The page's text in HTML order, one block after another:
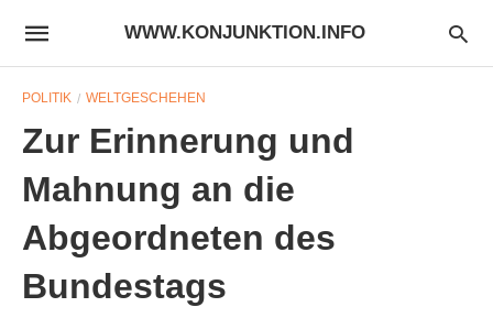
WWW.KONJUNKTION.INFO
POLITIK WELTGESCHEHEN
Zur Erinnerung und
Mahnung an die
Abgeordneten des
Bundestags